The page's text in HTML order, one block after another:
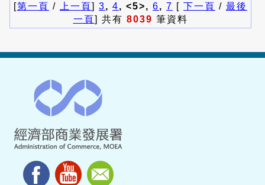
[第一頁 / 上一頁] 3, 4, <5>, 6, 7 [ 下一頁 / 最後
一頁] 共有 8039 筆資料